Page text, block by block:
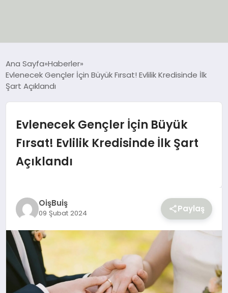
EKONOMİ
SPOR
Ana Sayfa Haberler
Evlenecek Gençler İçin Büyük Fırsat! Evlilik Kredisinde İlk
Şart Açıklandı
Evlenecek Gençler İçin Büyük
Fırsat! Evlilik Kredisinde İlk Şart
Açıklandı
OişBuiş
09 Şubat 2024 Paylaş